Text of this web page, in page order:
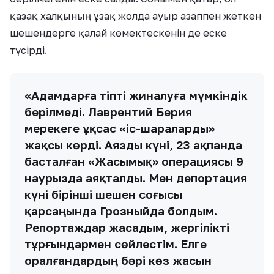
қазақ халқының ұзақ жолда ауыр азаппен жеткен
шешендерге қалай көмектескенін де еске
түсірді.
«Адамдарға тіпті жиналуға мүмкіндік
берілмеді. Лаврентий Берия
мерекеге ұқсас «іс-шараларды»
жақсы көрді. Аязды күні, 23 ақпанда
басталған «Жасымық» операциясы 9
наурызда аяқталды. Мен депортация
күні бірінші шешен соғысы
қарсаңында Грозныйда болдым.
Репортаждар жасадым, жергілікті
тұрғындармен сөйлестім. Елге
оралғандардың бәрі көз жасын